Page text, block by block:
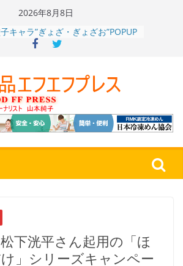
2026年8月8日
キャラ”ぎょざ・ぎょざお”POPUP
トアで作者にご挨拶、新作”れいと
わやかフレーバー「CHEESE
YELLOW」復刻発売中
で無かった大盛！水から簡単レン
ふわもちめん！！「冷凍 日清の
兵衛 大盛 きつねうどん」
魁力屋監修 京都背油醤油ラー
新ブランド『ニップン、彩りごは
』～”おいしさ”をアピール
下洸平さん起用の「ほ
」シリーズキャンペー